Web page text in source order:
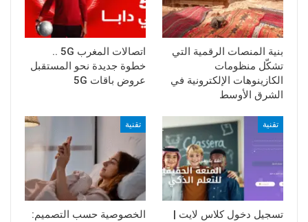
بنية المنصات الرقمية التي
تشكّل منظومات
الكازينوهات الإلكترونية في
الشرق الأوسط
اتصالات المغرب 5G ..
خطوة جديدة نحو المستقبل
عروض باقات 5G
تقنية
تسجيل دخول كلاس لايت |
تقنية
الخصوصية حسب التصميم: